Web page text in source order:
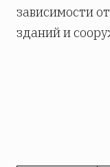
зависимости
зданий и